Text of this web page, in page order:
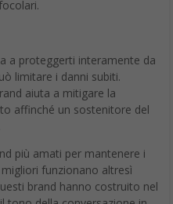
a proteggerti interamente da
limitare i danni subiti.
aiuta a mitigare la
affinché un sostenitore del
più amati per mantenere i
funzionano altresì
brand hanno costruito nel
della conversazione in
di conseguenza i problemi.